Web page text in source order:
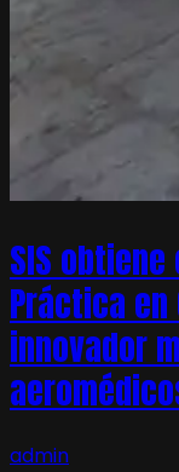
SIS
Práctica en
innovador
admin